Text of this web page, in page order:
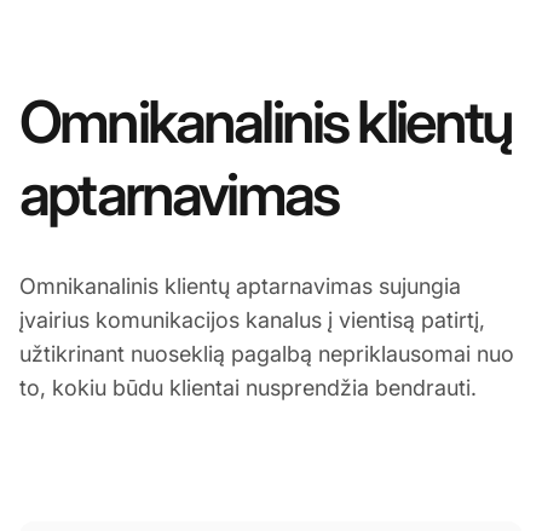
Omnikanalinis klientų
aptarnavimas
Omnikanalinis klientų aptarnavimas sujungia
įvairius komunikacijos kanalus į vientisą patirtį,
užtikrinant nuoseklią pagalbą nepriklausomai nuo
to, kokiu būdu klientai nusprendžia bendrauti.